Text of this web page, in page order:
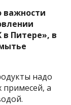
важности
Питере», в
надо
примесей, а